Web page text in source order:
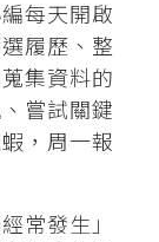
每天開啟
履歷、整
集資料的
嘗試關鍵
，周一報
常發生」